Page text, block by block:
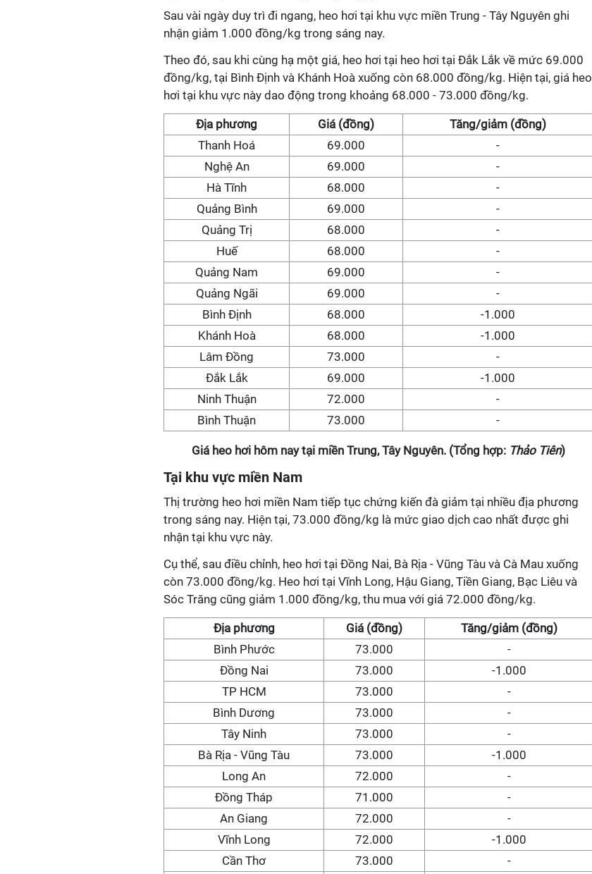
Sau vài ngày duy trì đi ngang, heo hơi tại khu vực miền Trung - Tây Nguyên ghi
nhận giảm 1.000 đồng/kg trong sáng nay.
Theo đó, sau khi cùng hạ một giá, heo hơi tại heo hơi tại Đắk Lắk về mức 69.000
đồng/kg, tại Bình Định và Khánh Hoà xuống còn 68.000 đồng/kg. Hiện tại, giá heo
hơi tại khu vực này dao động trong khoảng 68.000 - 73.000 đồng/kg.
Địa phương Giá (đồng)
Tăng/giảm (đồng)
Thanh Hoá
69.000
-
Nghệ An
69.000
-
Hà Tĩnh
68.000
-
Quảng Bình
69.000
-
Quảng Trị
68.000
-
Huế
68.000
-
Quảng Nam
69.000
-
Quảng Ngãi
69.000
-
Bình Định
68.000
-1.000
Khánh Hoà
68.000
-1.000
Lâm Đồng
73.000
-
Đắk Lắk
69.000
-1.000
Ninh Thuận
72.000
-
Bình Thuận
73.000 -
Giá heo hơi hôm nay tại miền Trung, Tây Nguyên. (Tổng hợp: Thảo Tiên)
Tại khu vực miền Nam
Thị trường heo hơi miền Nam tiếp tục chứng kiến đà giảm tại nhiều địa phương
trong sáng nay. Hiện tại, 73.000 đồng/kg là mức giao dịch cao nhất được ghi
nhận tại khu vực này.
Cụ thể, sau điều chỉnh, heo hơi tại Đồng Nai, Bà Rịa - Vũng Tàu và Cà Mau xuống
còn 73.000 đồng/kg. Heo hơi tại Vĩnh Long, Hậu Giang, Tiền Giang, Bạc Liêu và
Sóc Trăng cũng giảm 1.000 đồng/kg, thu mua với giá 72.000 đồng/kg.
Địa phương Giá (đồng)
Tăng/giảm (đồng)
Bình Phước
73.000
-
Đồng Nai
73.000
-1.000
TP HCM
73.000
-
Bình Dương
73.000
-
Tây Ninh
73.000
-
Bà Rịa - Vũng Tàu
73.000
-1.000
Long An
72.000
-
Đồng Tháp
71.000
-
An Giang
72.000
-
Vĩnh Long
72.000
-1.000
Cần Thơ
73.000
-